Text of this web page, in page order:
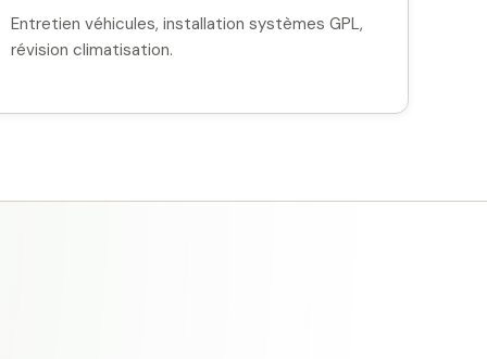
Entretien véhicules, installation systèmes GPL,
révision climatisation.